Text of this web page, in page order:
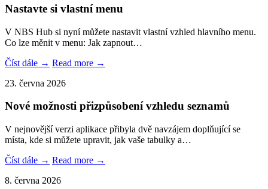
Nastavte si vlastní menu
V NBS Hub si nyní můžete nastavit vlastní vzhled hlavního menu.
Co lze měnit v menu: Jak zapnout…
Číst dále → Read more →
23. června 2026
Nové možnosti přizpůsobení vzhledu seznamů
V nejnovější verzi aplikace přibyla dvě navzájem doplňující se
místa, kde si můžete upravit, jak vaše tabulky a…
Číst dále → Read more →
8. června 2026